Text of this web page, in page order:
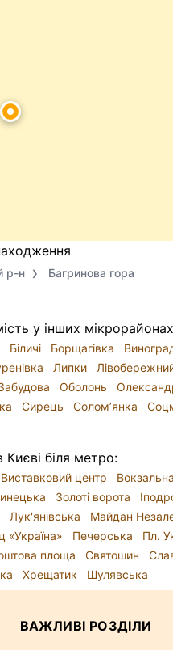
р-н
Багринова гора
у інших
Біличі Борщагівка
Липки
Оболонь
Сирець Солом’янка
Києві біля метро:
Виставковий центр Вокзальна
Золоті ворота
Лук'янівська Майдан
«Україна» Печерська
Пл.
площа Святошин
Хрещатик Шулявська
ВАЖЛИВІ РОЗДІЛИ